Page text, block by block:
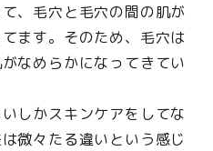
、毛穴と毛穴の間の肌が
ます。そのため、毛穴は
なめらかになってきてい
しかスキンケアをしてな
微々たる違いという感じ